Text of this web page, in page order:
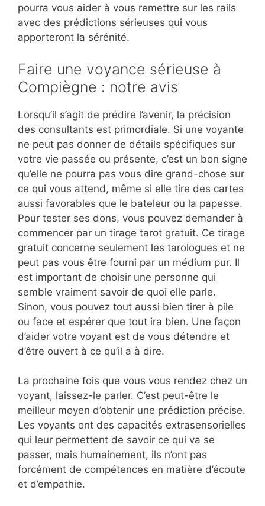
pourra vous aider à vous remettre sur les rails
avec des prédictions sérieuses qui vous
apporteront la sérénité.
Faire une voyance sérieuse à
Compiègne : notre avis
Lorsqu’il s’agit de prédire l’avenir, la précision
des consultants est primordiale. Si une voyante
ne peut pas donner de détails spécifiques sur
votre vie passée ou présente, c’est un bon signe
qu’elle ne pourra pas vous dire grand-chose sur
ce qui vous attend, même si elle tire des cartes
aussi favorables que le bateleur ou la papesse.
Pour tester ses dons, vous pouvez demander à
commencer par un tirage tarot gratuit. Ce tirage
gratuit concerne seulement les tarologues et ne
peut pas vous être fourni par un médium pur. Il
est important de choisir une personne qui
semble vraiment savoir de quoi elle parle.
Sinon, vous pouvez tout aussi bien tirer à pile
ou face et espérer que tout ira bien. Une façon
d’aider votre voyant est de vous détendre et
d’être ouvert à ce qu’il a à dire.
La prochaine fois que vous vous rendez chez un
voyant, laissez-le parler. C’est peut-être le
meilleur moyen d’obtenir une prédiction précise.
Les voyants ont des capacités extrasensorielles
qui leur permettent de savoir ce qui va se
passer, mais humainement, ils n’ont pas
forcément de compétences en matière d’écoute
et d’empathie.